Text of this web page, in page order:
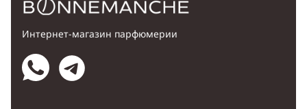
Интернет-магазин парфюмерии